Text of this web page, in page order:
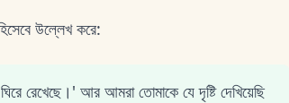
উল্লেখ করে:
রেখেছে।' আর আমরা তোমাকে যে দৃষ্টি দেখিয়েছি